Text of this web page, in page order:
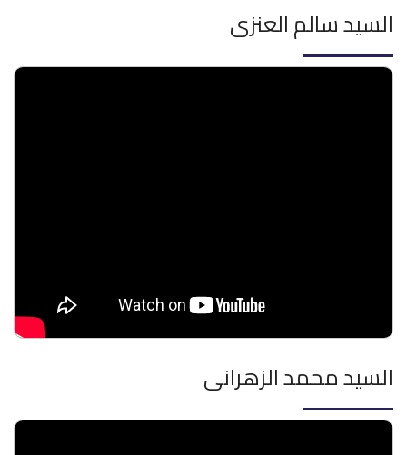
السيد سالم العنزى
السيد محمد الزهرانى